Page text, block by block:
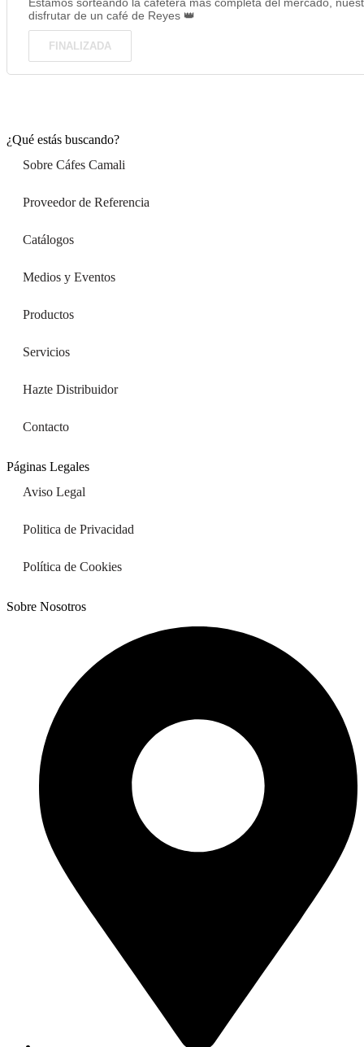
disfrutar de un café de Reyes 👑
FINALIZADA
¿Qué estás buscando?
Sobre Cáfes Camali
Proveedor de Referencia
Catálogos
Medios y Eventos
Productos
Servicios
Hazte Distribuidor
Contacto
Páginas Legales
Aviso Legal
Politica de Privacidad
Política de Cookies
Sobre Nosotros